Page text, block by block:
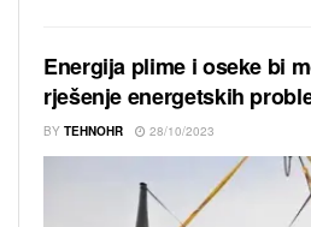
Energija plime i oseke bi
rješenje energetskih
BY TEHNOHR 28/10/2023